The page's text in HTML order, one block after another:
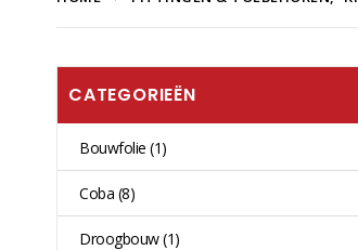
CATEGORIEËN
Bouwfolie (1)
Coba (8)
Droogbouw(1)